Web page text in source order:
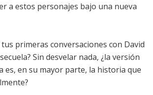
a estos personajes bajo una nueva
primeras conversaciones con David
Sin desvelar nada, ¿la versión
es, en su mayor parte, la historia que